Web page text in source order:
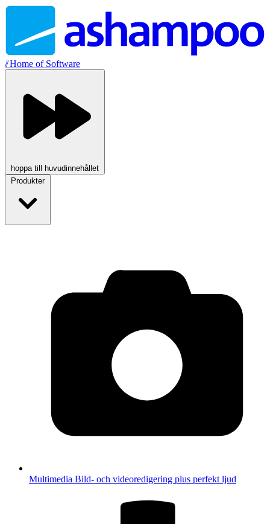
//Home of Software
hoppa till huvudinnehållet
Produkter
Multimedia Bild- och videoredigering plus perfekt ljud